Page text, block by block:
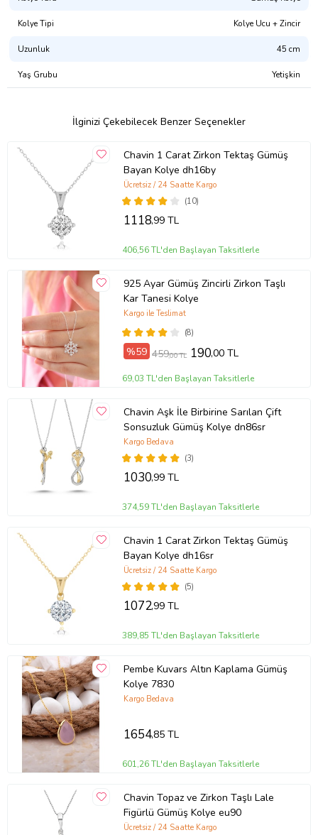
Kolye Tipi Kolye Ucu + Zincir
Uzunluk 45 cm
Yaş Grubu Yetişkin
İlginizi Çekebilecek Benzer Seçenekler
Chavin 1 Carat Zirkon Tektaş Gümüş
Bayan Kolye dh16by
(10)
Ücretsiz / 24 Saatte Kargo
1118,99 TL
406,56 TL'den Başlayan Taksitlerle
925 Ayar Gümüş Zincirli Zirkon Taşlı
Kar Tanesi Kolye
(8)
Kargo ile Teslimat
%59 459,00 TL 190,00 TL
69,03 TL'den Başlayan Taksitlerle
Chavin Aşk İle Birbirine Sarılan Çift
Sonsuzluk Gümüş Kolye dn86sr
(3)
Kargo Bedava
1030,99 TL
374,59 TL'den Başlayan Taksitlerle
Chavin 1 Carat Zirkon Tektaş Gümüş
Bayan Kolye dh16sr
(5)
Ücretsiz / 24 Saatte Kargo
1072,99 TL
389,85 TL'den Başlayan Taksitlerle
Pembe Kuvars Altın Kaplama Gümüş
Kolye 7830
Kargo Bedava
1654,85 TL
601,26 TL'den Başlayan Taksitlerle
Chavin Topaz ve Zirkon Taşlı Lale
Figürlü Gümüş Kolye eu90
Ücretsiz / 24 Saatte Kargo